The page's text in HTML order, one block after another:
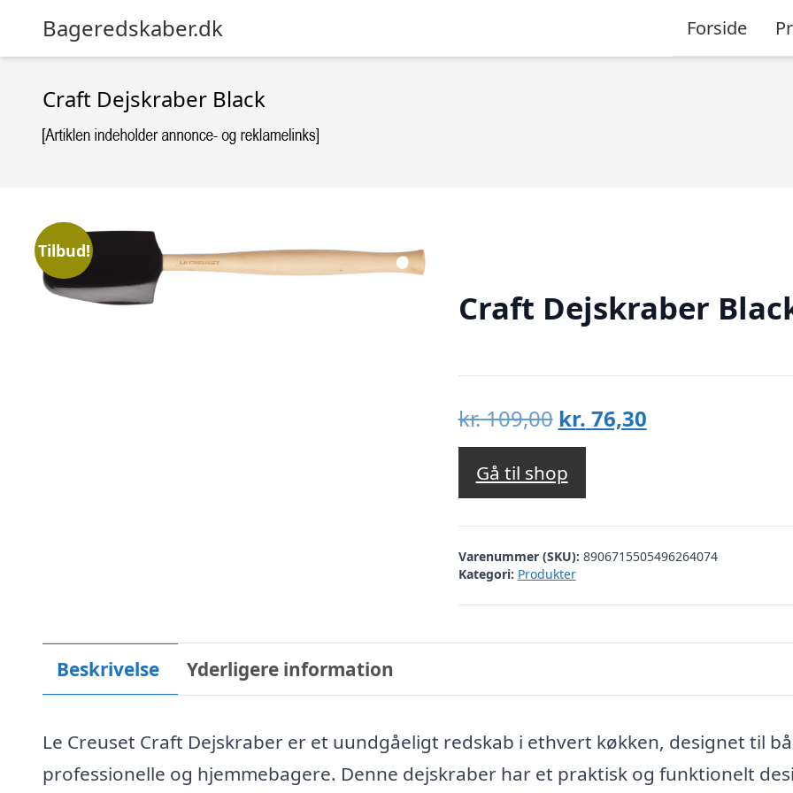
Bageredskaber.dk Forside
Craft Dejskraber Black
Tilbud!
Craft Dejskraber
kr.109,00 Den
oprindelige
pris
var:
kr. 109,00.
kr. 76,30Den
kr. 76,30.
Gå til shop
Varenummer (SKU): 8906715505496264074
Kategori: Produkter
Beskrivelse Yderligere information
Le Creuset Craft Dejskraber er et uundgåeligt redskab i ethvert køkken, designet til
professionelle og hjemmebagere. Denne dejskraber har et praktisk og funktionelt